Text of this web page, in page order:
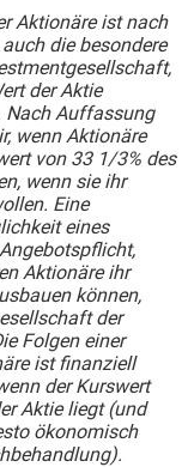
Aktionäre ist nach
die besondere
der Aktie
Nach Auffassung
wenn Aktionäre
von 33 1/3% des
wenn sie ihr
Eine
eines
Aktionäre ihr
können,
der
Folgen einer
ist finanziell
der Kurswert
Aktie liegt (und
ökonomisch